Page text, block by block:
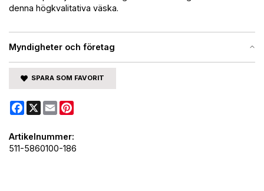
Myndigheter och företag
denna högkvalitativa väska.
SPARA SOM FAVORIT
Facebook
X Email
Artikelnummer:
511-5860100-186